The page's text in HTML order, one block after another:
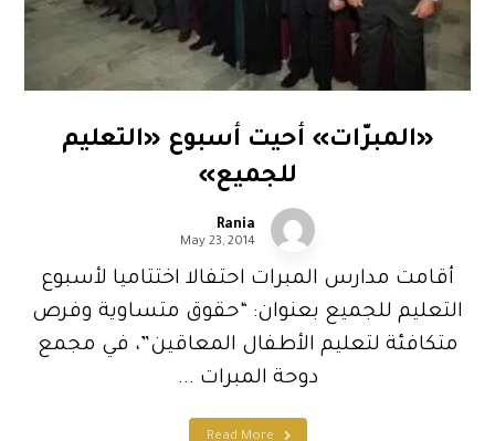
«المبرّات» أحيت أسبوع «التعليم
للجميع»
Rania
May 23, 2014
أقامت مدارس المبرات احتفالا اختتاميا لأسبوع
التعليم للجميع بعنوان: “حقوق متساوية وفرص
متكافئة لتعليم الأطفال المعاقين”، في مجمع
دوحة المبرات ...
Read More